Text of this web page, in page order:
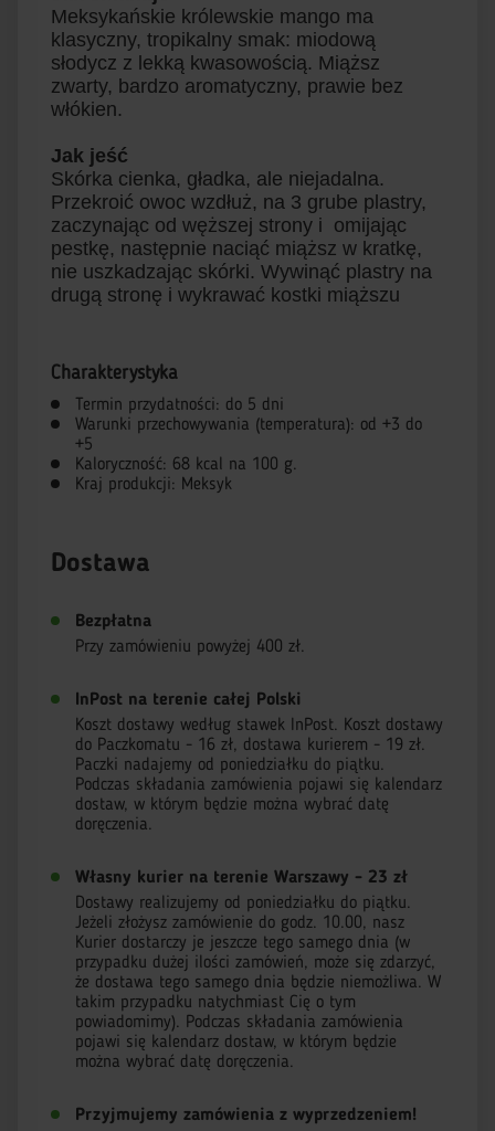
Meksykańskie królewskie mango ma
klasyczny, tropikalny smak: miodową
słodycz z lekką kwasowością. Miąższ
zwarty, bardzo aromatyczny, prawie bez
włókien.
Jak jeść
Skórka cienka, gładka, ale niejadalna.
Przekroić owoc wzdłuż, na 3 grube plastry,
zaczynając od węższej strony i omijając
pestkę, następnie naciąć miąższ w kratkę,
nie uszkadzając skórki. Wywinąć plastry na
drugą stronę i wykrawać kostki miąższu
Charakterystyka
Termin przydatności: do 5 dni
Warunki przechowywania (temperatura): od +3 do
+5
Kaloryczność: 68 kcal na 100 g.
Kraj produkcji: Meksyk
Dostawa
Bezpłatna
Przy zamówieniu powyżej 400 zł.
InPost na terenie całej Polski
Koszt dostawy według stawek InPost. Koszt dostawy
do Paczkomatu - 16 zł, dostawa kurierem - 19 zł.
Paczki nadajemy od poniedziałku do piątku.
Podczas składania zamówienia pojawi się kalendarz
dostaw, w którym będzie można wybrać datę
doręczenia.
Własny kurier na terenie Warszawy - 23 zł
Dostawy realizujemy od poniedziałku do piątku.
Jeżeli złożysz zamówienie do godz. 10.00, nasz
Kurier dostarczy je jeszcze tego samego dnia (w
przypadku dużej ilości zamówień, może się zdarzyć,
że dostawa tego samego dnia będzie niemożliwa. W
takim przypadku natychmiast Cię o tym
powiadomimy). Podczas składania zamówienia
pojawi się kalendarz dostaw, w którym będzie
można wybrać datę doręczenia.
Przyjmujemy zamówienia z wyprzedzeniem!